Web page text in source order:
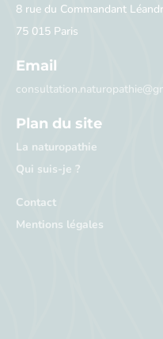
8 rue du Commandant
75 015 Paris
Email
Plan du site
La naturopathie
Qui suis-je ?
Contact
Mentions légales